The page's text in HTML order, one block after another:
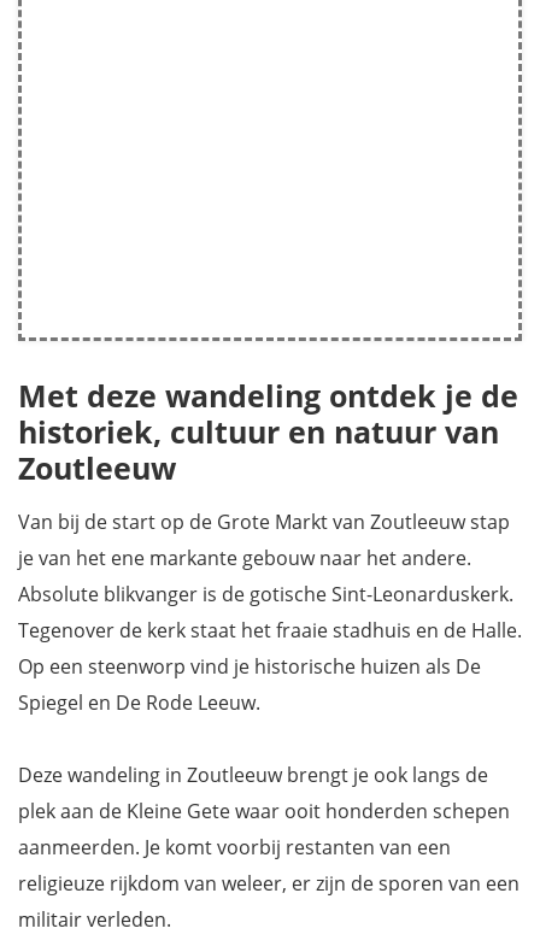
Met deze wandeling ontdek je de
historiek, cultuur en natuur van
Zoutleeuw
Van bij de start op de Grote Markt van Zoutleeuw stap
je van het ene markante gebouw naar het andere.
Absolute blikvanger is de gotische Sint-Leonarduskerk.
Tegenover de kerk staat het fraaie stadhuis en de Halle.
Op een steenworp vind je historische huizen als De
Spiegel en De Rode Leeuw.
Deze wandeling in Zoutleeuw brengt je ook langs de
plek aan de Kleine Gete waar ooit honderden schepen
aanmeerden. Je komt voorbij restanten van een
religieuze rijkdom van weleer, er zijn de sporen van een
militair verleden.